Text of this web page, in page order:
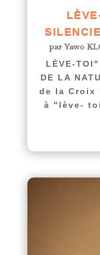
parYawo
LÈVE-
DE LA
de la Croix
à "lève-